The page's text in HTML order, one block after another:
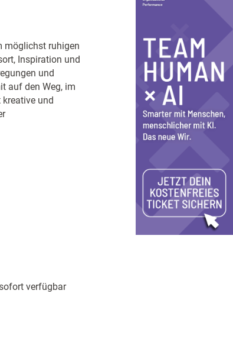
möglichst ruhigen
Inspiration und
und
auf den Weg, im
und
verfügbar